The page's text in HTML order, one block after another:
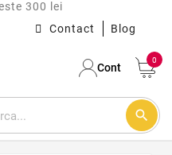
300 lei
Contact Blog
Cont
0
search